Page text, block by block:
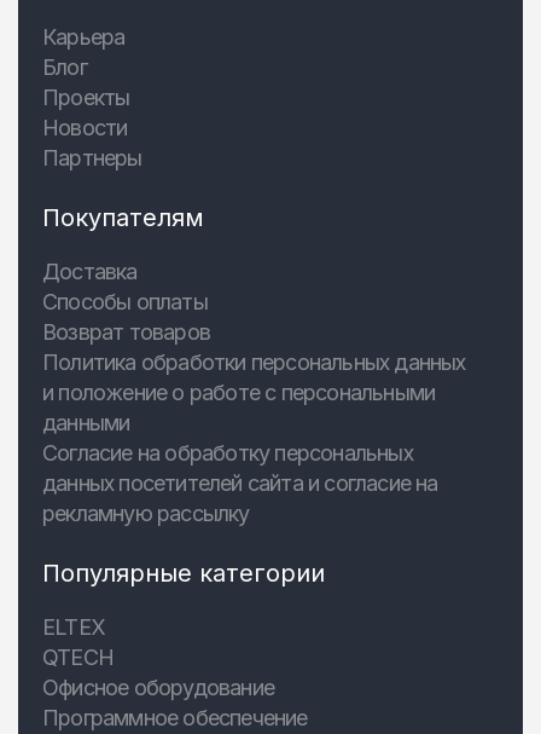
Карьера
Блог
Проекты
Новости
Партнеры
Покупателям
Доставка
Способы оплаты
Возврат товаров
Политика обработки персональных данных
и положение о работе с персональными
данными
Согласие на обработку персональных
данных посетителей сайта и согласие на
рекламную рассылку
Популярные категории
ELTEX
QTECH
Офисное оборудование
Программное обеспечение